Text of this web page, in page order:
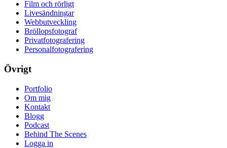
Film och rörligt
Livesändningar
Webbutveckling
Bröllopsfotograf
Privatfotografering
Personalfotografering
Övrigt
Portfolio
Om mig
Kontakt
Blogg
Podcast
Behind The Scenes
Logga in